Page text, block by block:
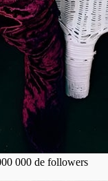
000 de followers